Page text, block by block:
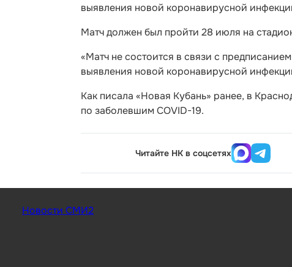
выявления новой коронавирусной
Матч должен был пройти 28 июля на
«Матч не состоится в связи с
выявления новой коронавирусной
Как писала «Новая Кубань» ранее, в
по заболевшим COVID-19.
Читайте НК в соцсетях
Новости СМИ2